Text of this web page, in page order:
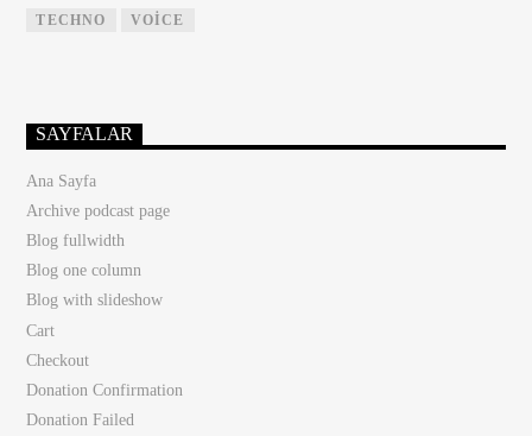
TECHNO VOICE
SAYFALAR
Ana Sayfa
Archive podcast page
Blog fullwidth
Blog one column
Blog with slideshow
Cart
Checkout
Donation Confirmation
Donation Failed